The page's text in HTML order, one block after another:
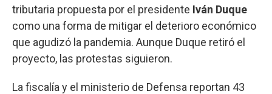
tributaria propuesta por el presidente Iván Duque
como una forma de mitigar el deterioro económico
que agudizó la pandemia. Aunque Duque retiró el
proyecto, las protestas siguieron.
La fiscalía y el ministerio de Defensa reportan 43